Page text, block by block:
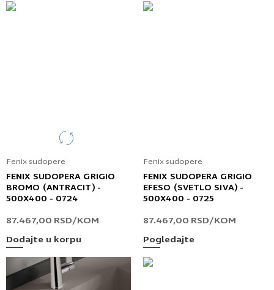
Fenix sudopere
FENIX SUDOPERA GRIGIO
BROMO (ANTRACIT) -
500X400 - 0724
87.467,00 RSD/KOM
Dodajte u korpu
Fenix sudopere
FENIX SUDOPERA GRIGIO
EFESO (SVETLO SIVA) -
500X400 - 0725
87.467,00 RSD/KOM
Pogledajte